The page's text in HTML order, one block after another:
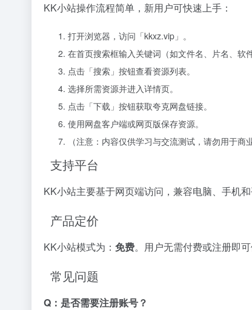
KK小站操作流程简单，新用户可快速上手：
打开浏览器，访问「kkxz.vip」。
在首页搜索框输入关键词（如文件名、片名、软
点击「搜索」按钮查看资源列表。
选择所需资源并进入详情页。
点击「下载」按钮获取夸克网盘链接。
使用网盘客户端或网页版保存资源。
（注意：内容仅供学习与交流测试，请勿用于商
支持平台
KK小站主要基于网页端访问，兼容电脑、手机
产品定价
KK小站模式为： 免费。用户无需付费或注册即
常见问题
Q：是否需要注册账号？